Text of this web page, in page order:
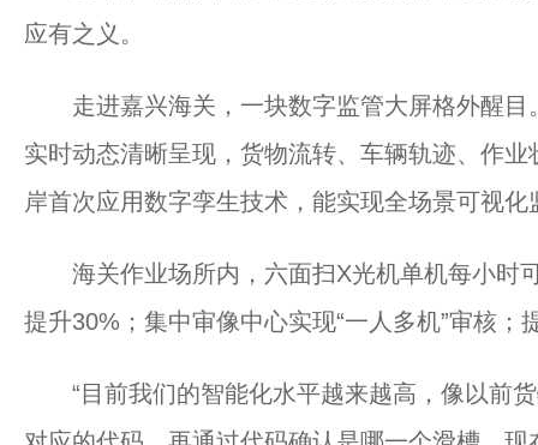
应有之义。
走进嘉兴海关，一块数字监管大屏格外醒目
实时动态清晰呈现，货物流转、车辆轨迹、作
岸首次应用数字孪生技术，能实现全场景可视化
海关作业场所内，六面扫X光机单机每小时
提升30%；集中审像中心实现“一人多机”审核
“目前我们的智能化水平越来越高，像以前货